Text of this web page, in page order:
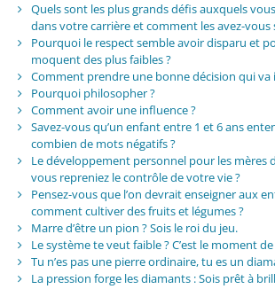
Quels sont les plus grands défis auxquels
dans votre carrière et comment les avez-vous
Pourquoi le respect semble avoir disparu et
moquent des plus faibles ?
Comment prendre une bonne décision qui va
Pourquoi philosopher ?
Comment avoir une influence ?
Savez-vous qu’un enfant entre 1 et 6 ans
combien de mots négatifs ?
Le développement personnel pour les mères
vous repreniez le contrôle de votre vie ?
Pensez-vous que l’on devrait enseigner aux
comment cultiver des fruits et légumes ?
Marre d’être un pion ? Sois le roi du jeu.
Le système te veut faible ? C’est le moment
Tu n’es pas une pierre ordinaire, tu es un
La pression forge les diamants : Sois prêt à